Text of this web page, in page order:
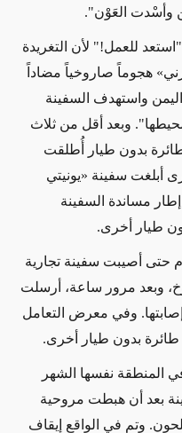
وأسْدت العَوْن".
للعمل!" لأن التغريدة
» هجوماً صاروخياً مضاداً
واستهدف السفينة
وبعد أقل من ثلاث
بدون طيار أُطلقت
«يونيتي
مساندة السفينة
طيار أخرى.
حتى أصيبت سفينة تجارية
وبعد مرور ساعة، أرسلت
. وفي معرض التعامل
بدون طيار أخرى.
المنطقة نفسها الشهر
بعد أن هبطت مروحية
وتم في الواقع إيقاف